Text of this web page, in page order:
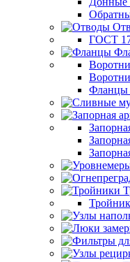
ГОСТ
Фланцы